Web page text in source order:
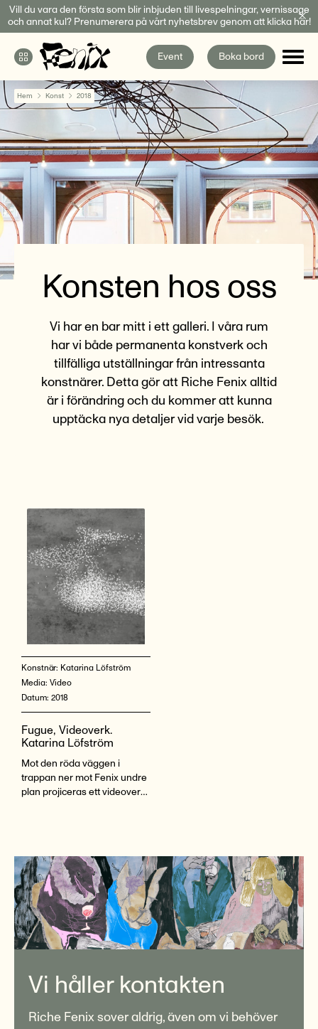
Fortsätt
till
innehållet
Vill du vara den första som blir inbjuden till livespelningar, vernissage
och annat kul? Prenumerera på vårt nyhetsbrev genom att klicka här!
Event Boka bord
Hem Konst 2018
Konsten hos oss
Vi har en bar mitt i ett galleri. I våra rum
har vi både permanenta konstverk och
tillfälliga utställningar från intressanta
konstnärer. Detta gör att Riche Fenix alltid
är i förändring och du kommer att kunna
upptäcka nya detaljer vid varje besök.
Konstnär: Katarina Löfström
Media: Video
Datum: 2018
Fugue, Videoverk.
Katarina Löfström
Mot den röda väggen i
trappan ner mot Fenix undre
plan projiceras ett videoverk
Boids algoritmer.
Vi håller kontakten
Riche Fenix sover aldrig, även om vi behöver